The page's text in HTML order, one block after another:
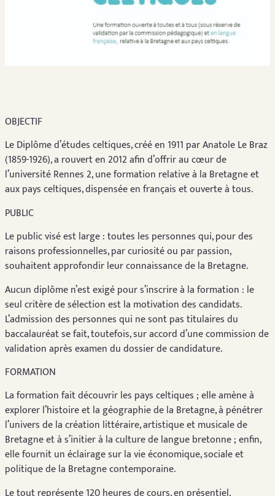
OBJECTIF
Le Diplôme d’études celtiques, créé en 1911 par Anatole Le Braz
(1859-1926), a rouvert en 2012 afin d’offrir au cœur de
l’université Rennes 2, une formation relative à la Bretagne et
aux pays celtiques, dispensée en français et ouverte à tous.
PUBLIC
Le public visé est large : toutes les personnes qui, pour des
raisons professionnelles, par curiosité ou par passion,
souhaitent approfondir leur connaissance de la Bretagne.
Aucun diplôme n’est exigé pour s’inscrire à la formation : le
seul critère de sélection est la motivation des candidats.
L’admission des personnes qui ne sont pas titulaires du
baccalauréat se fait, toutefois, sur accord d’une commission de
validation après examen du dossier de candidature.
FORMATION
La formation fait découvrir les pays celtiques ; elle amène à
explorer l’histoire et la géographie de la Bretagne, à pénétrer
l’univers de la création littéraire, artistique et musicale de
Bretagne et à s’initier à la culture de langue bretonne ; enfin,
elle fournit un éclairage sur la vie économique, sociale et
politique de la Bretagne contemporaine.